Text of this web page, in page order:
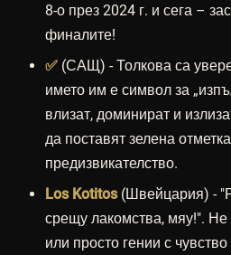
8-о през 2024 г. и сега –
финалите!
✅ (САЩ) - Толкова са
името им е символ за
влизат, доминират и
да поставят зелена
предизвикателство.
Los Kotitos(Швейцария) -
срещу лакомства, мяу!". Не
или просто гении с